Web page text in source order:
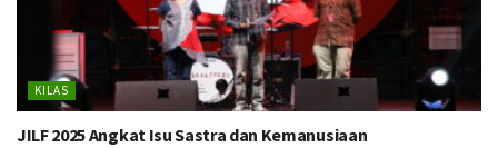
KILAS
JILF 2025 Angkat Isu Sastra dan Kemanusiaan